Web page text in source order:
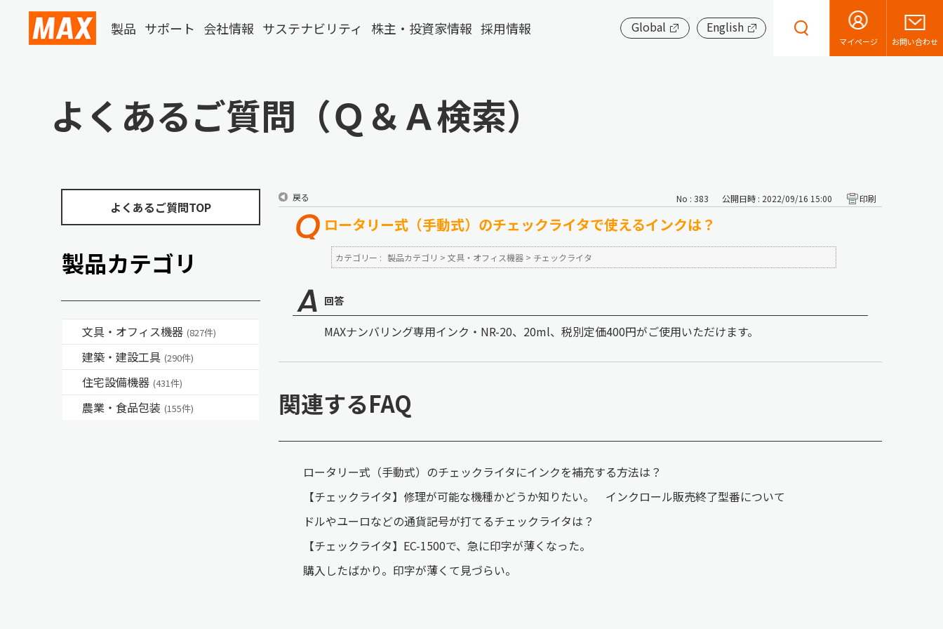
製品 サポート 会社情報 サステナビリティ 株主・投資家情報 採用情報 Global English
マイページ お問い合わせ
よくあるご質問（Ｑ＆Ａ検索）
よくあるご質問TOP
製品カテゴリ
文具・オフィス機器 (827件)
建築・建設工具 (290件)
住宅設備機器 (431件)
農業・食品包装 (155件)
戻る No : 383 公開日時 : 2022/09/16 15:00 印刷
ロータリー式（手動式）のチェックライタで使えるインクは？
カテゴリー : 製品カテゴリ > 文具・オフィス機器 > チェックライタ
回答
MAXナンバリング専用インク・NR-20、20ml、税別定価400円がご使用いただけます。
関連するFAQ
ロータリー式（手動式）のチェックライタにインクを補充する方法は？
【チェックライタ】修理が可能な機種かどうか知りたい。 インクロール販売終了型番について
ドルやユーロなどの通貨記号が打てるチェックライタは？
【チェックライタ】EC-1500で、急に印字が薄くなった。
購入したばかり。印字が薄くて見づらい。